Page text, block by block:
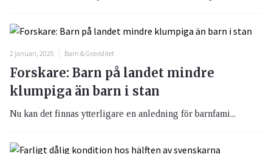
2 januari, 2025 Barn & Graviditet
Forskare: Barn på landet mindre
klumpiga än barn i stan
Nu kan det finnas ytterligare en anledning för barnfami...